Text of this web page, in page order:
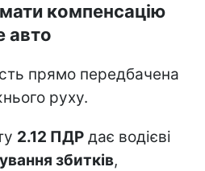
компенсацію
авто
прямо передбачена
руху.
2.12 ПДР дає водієві
збитків,